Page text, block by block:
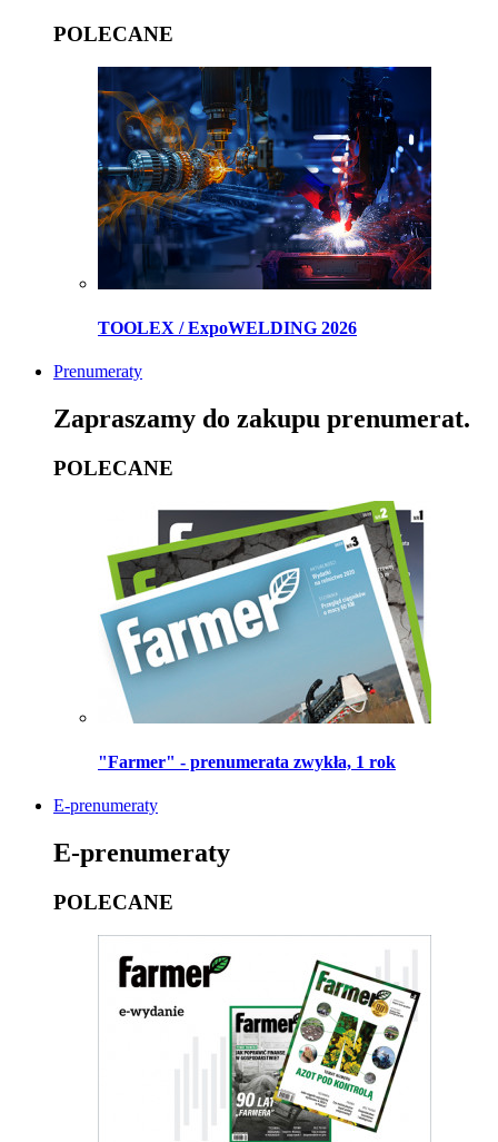
POLECANE
TOOLEX / ExpoWELDING 2026
Prenumeraty
Zapraszamy do zakupu prenumerat.
POLECANE
"Farmer" - prenumerata zwykła, 1 rok
E-prenumeraty
E-prenumeraty
POLECANE